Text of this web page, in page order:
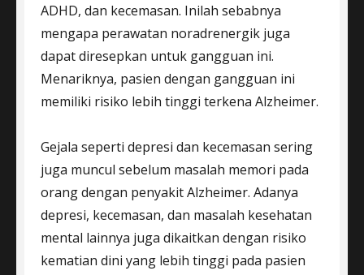
ADHD, dan kecemasan. Inilah sebabnya
mengapa perawatan noradrenergik juga
dapat diresepkan untuk gangguan ini.
Menariknya, pasien dengan gangguan ini
memiliki risiko lebih tinggi terkena Alzheimer.
Gejala seperti depresi dan kecemasan sering
juga muncul sebelum masalah memori pada
orang dengan penyakit Alzheimer. Adanya
depresi, kecemasan, dan masalah kesehatan
mental lainnya juga dikaitkan dengan risiko
kematian dini yang lebih tinggi pada pasien